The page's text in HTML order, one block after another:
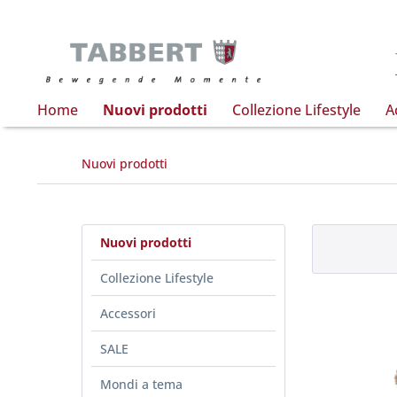
Home Nuovi prodotti Collezione Lifestyle
Nuovi prodotti
Nuovi prodotti
Collezione Lifestyle
Accessori
SALE
Mondi a tema